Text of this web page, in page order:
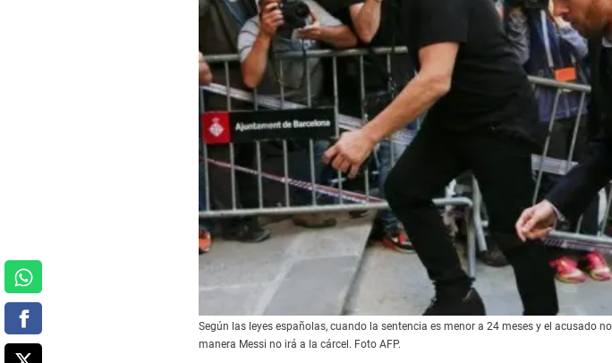
Según las leyes españolas, cuando la sentencia es menor a 24 meses y el acusado
manera Messi no irá a la cárcel. Foto AFP.